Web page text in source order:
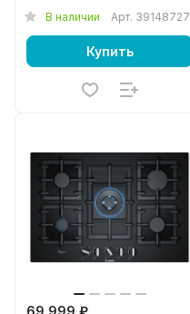
В наличии Арт. 39148727
Купить
69 999 ₽